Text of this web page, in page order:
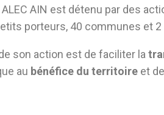
ALEC AIN est détenu par des
porteurs, 40 communes et 2
son action est de faciliter la
au bénéfice du territoire et